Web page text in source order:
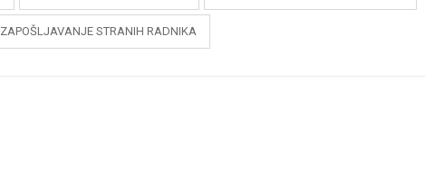
ZAPOŠLJAVANJE STRANIH RADNIKA